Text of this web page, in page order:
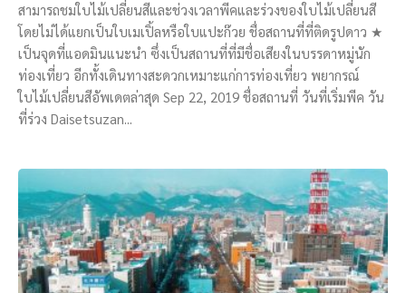
สามารถชมใบไม้เปลี่ยนสีและช่วงเวลาพีคและร่วงของใบไม้เปลี่ยนสี
โดยไม่ได้แยกเป็นใบเมเปิ้ลหรือใบแปะก๊วย ชื่อสถานที่ที่ติดรูปดาว ★
เป็นจุดที่แอดมินแนะนำ ซึ่งเป็นสถานที่ที่มีชื่อเสียงในบรรดาหมู่นัก
ท่องเที่ยว อีกทั้งเดินทางสะดวกเหมาะแก่การท่องเที่ยว พยากรณ์
ใบไม้เปลี่ยนสีอัพเดตล่าสุด Sep 22, 2019 ชื่อสถานที่ วันที่เริ่มพีค วัน
ที่ร่วง Daisetsuzan...